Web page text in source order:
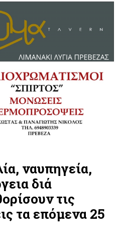
ναυπηγεία,
διά
τις
τα επόμενα 25